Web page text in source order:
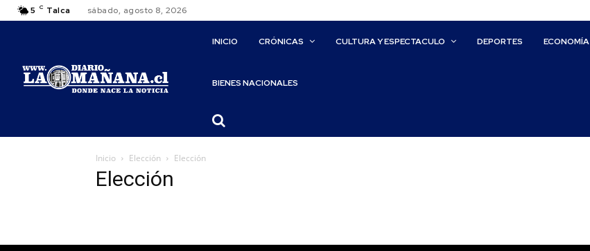
5 C Talca sábado, agosto 8, 2026
INICIO CRÓNICAS CULTURA Y ESPECTACULO DEPORTES ECONOMÍA
BIENES NACIONALES
Inicio Elección Elección
Elección